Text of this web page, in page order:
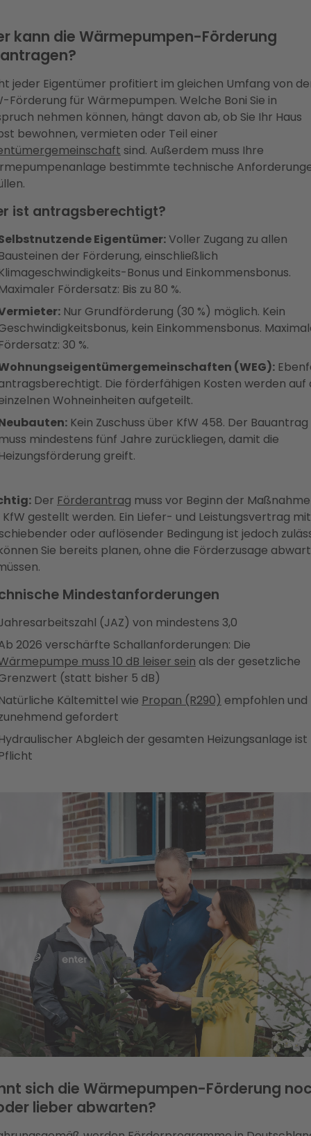
kann die Wärmepumpen-Förderung
jeder Eigentümer profitiert im gleichen Umfang von
Förderung für Wärmepumpen. Welche Boni Sie in
nehmen können, hängt davon ab, ob Sie Ihr Haus
bewohnen, vermieten oder Teil einer
sind. Außerdem muss Ihre
bestimmte technische
ist antragsberechtigt?
Eigentümer:Voller Zugang zu allen
der Förderung, einschließlich
Bonus und Einkommensbonus.
Fördersatz: Bis zu 80 %.
Nur Grundförderung (30 %) möglich. Kein
kein Einkommensbonus.
30 %.
(WEG):
Die förderfähigen Kosten werden auf
Wohneinheiten aufgeteilt.
Kein Zuschuss über KfW 458. Der Bauantrag
mindestens fünf Jahre zurückliegen, damit die
greift.
Der Förderantrag muss vor Beginn der
gestellt werden. Ein Liefer- und Leistungsvertrag mit
oder auflösender Bedingung ist jedoch
Sie bereits planen, ohne die Förderzusage
Mindestanforderungen
(JAZ) von mindestens 3,0
2026 verschärfte Schallanforderungen: Die
muss 10 dB leiser sein als der gesetzliche
(statt bisher 5 dB)
Kältemittel wie Propan (R290) empfohlen und
gefordert
Abgleich der gesamten Heizungsanlage ist
sich die Wärmepumpen-Förderung
lieber abwarten?